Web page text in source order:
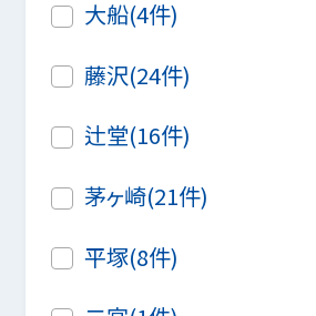
大船(4件)
藤沢(24件)
辻堂(16件)
茅ヶ崎(21件)
平塚(8件)